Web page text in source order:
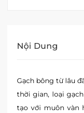
Nội Dung
Gạch bông từ lâu
thời gian, loại
tạo với muôn vàn